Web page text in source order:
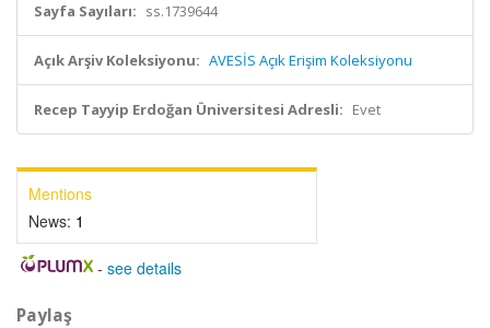
Sayfa Sayıları: ss.1739644
Açık Arşiv Koleksiyonu: AVESİS Açık Erişim Koleksiyonu
Recep Tayyip Erdoğan Üniversitesi Adresli: Evet
Mentions
News: 1
- see details
Paylaş